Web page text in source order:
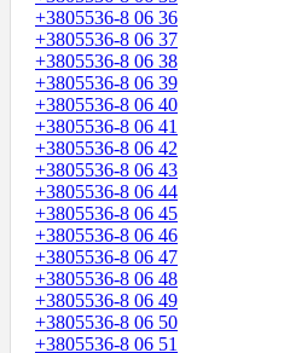
+3805536-8 06 36
+3805536-8 06 37
+3805536-8 06 38
+3805536-8 06 39
+3805536-8 06 40
+3805536-8 06 41
+3805536-8 06 42
+3805536-8 06 43
+3805536-8 06 44
+3805536-8 06 45
+3805536-8 06 46
+3805536-8 06 47
+3805536-8 06 48
+3805536-8 06 49
+3805536-8 06 50
+3805536-8 06 51